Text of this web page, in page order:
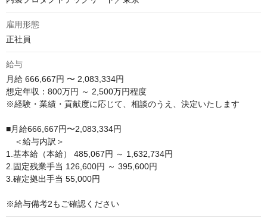
雇用形態
正社員
給与
月給 666,667円 〜 2,083,334円
想定年収：800万円 ～ 2,500万円程度
※経験・業績・貢献度に応じて、相談のうえ、決定いたします
■月給666,667円〜2,083,334円
＜給与内訳＞
1.基本給（本給） 485,067円 ～ 1,632,734円
2.固定残業手当 126,600円 ～ 395,600円
3.確定拠出手当 55,000円
※給与備考2もご確認ください